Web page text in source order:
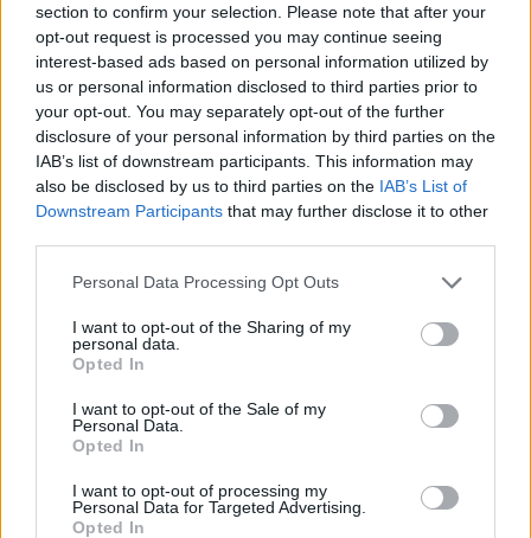
section to confirm your selection. Please note that after your
opt-out request is processed you may continue seeing
interest-based ads based on personal information utilized by
us or personal information disclosed to third parties prior to
your opt-out. You may separately opt-out of the further
disclosure of your personal information by third parties on the
IAB’s list of downstream participants. This information may
also be disclosed by us to third parties on the IAB’s List of
Downstream Participants that may further disclose it to other
Personal Data Processing Opt Outs
I want to opt-out of the Sharing of my
personal data.
Opted In
I want to opt-out of the Sale of my
Personal Data.
Opted In
I want to opt-out of processing my
Personal Data for Targeted Advertising.
Opted In
da questo sito, fuori dai casi già consentiti dalla legge, è pregato di
inviare una e-mail all’indirizzoinfo@tecnogazzetta.ito un fax al
(+39) 055 – 7729666
Sono invece consentiti, pure in assenza di autorizzazione, i
collegamenti ipertestuali da altri siti (in-link) alla pagina principale e
all’homepage del Forum (
www.mondo3.com/forum
), nonché alle
Quest’opera diMondo3è distribuita con Licenza
Creative Commons
Attribuzione – Condividi allo stesso modo 4.0 Internazionale
possono essere disponibili presso
http://www.mondo3.com/copyright